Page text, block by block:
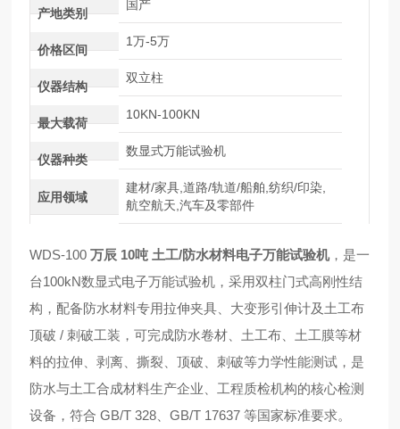
产地类别
国产
价格区间
1万-5万
仪器结构
双立柱
最大载荷
10KN-100KN
仪器种类
数显式万能试验机
应用领域
建材/家具,道路/轨道/船舶,纺织/印染,
航空航天,汽车及零部件
WDS-100万辰 10吨 土工/防水材料电子万能试验机，是一
台100kN数显式电子万能试验机，采用双柱门式高刚性结
构，配备防水材料专用拉伸夹具、大变形引伸计及土工布
顶破 / 刺破工装，可完成防水卷材、土工布、土工膜等材
料的拉伸、剥离、撕裂、顶破、刺破等力学性能测试，是
防水与土工合成材料生产企业、工程质检机构的核心检测
设备，符合 GB/T 328、GB/T 17637 等国家标准要求。